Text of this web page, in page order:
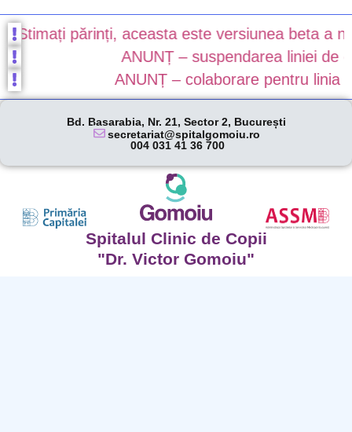
părinți, aceasta este versiunea beta a
ANUNȚ – suspendarea liniei de
ANUNȚ – colaborare pentru linia
Bd. Basarabia, Nr. 21, Sector 2, București
secretariat@spitalgomoiu.ro
004 031 41 36 700
Spitalul Clinic de Copii
"Dr. Victor Gomoiu"